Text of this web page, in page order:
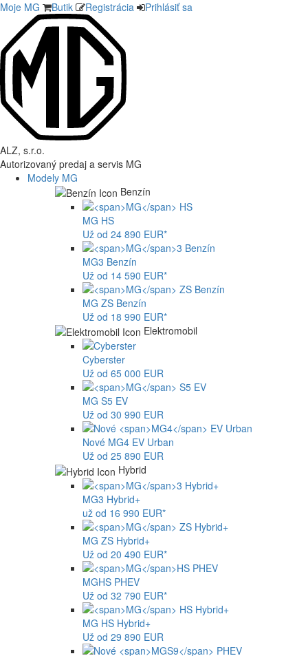
Moje MG Butik Registrácia Prihlásiť sa
ALZ, s.r.o.
Autorizovaný predaj a servis MG
Modely MG
Benzín
MG HS
Už od 24 890 EUR*
MG3 Benzín
Už od 14 590 EUR*
MG ZS Benzín
Už od 18 990 EUR*
Elektromobil
Cyberster
Už od 65 000 EUR
MG S5 EV
Už od 30 990 EUR
Nové MG4 EV Urban
Už od 25 890 EUR
Hybrid
MG3 Hybrid+
už od 16 990 EUR*
MG ZS Hybrid+
Už od 20 490 EUR*
MGHS PHEV
Už od 32 790 EUR*
MG HS Hybrid+
Už od 29 890 EUR